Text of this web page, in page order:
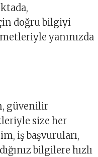
doğru bilgiyi
yanınızda
güvenilir
size her
iş başvuruları,
bilgilere hızlı